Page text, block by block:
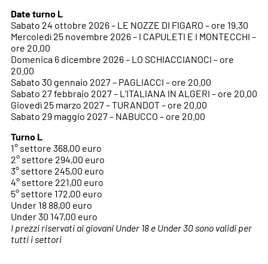
Date turno L
Sabato 24 ottobre 2026 – LE NOZZE DI FIGARO – ore 19.30
Mercoledì 25 novembre 2026 – I CAPULETI E I MONTECCHI –
ore 20.00
Domenica 6 dicembre 2026 – LO SCHIACCIANOCI – ore
20.00
Sabato 30 gennaio 2027 – PAGLIACCI – ore 20.00
Sabato 27 febbraio 2027 – L’ITALIANA IN ALGERI – ore 20.00
Giovedì 25 marzo 2027 – TURANDOT – ore 20.00
Sabato 29 maggio 2027 – NABUCCO – ore 20.00
Turno L
1° settore 368,00 euro
2° settore 294,00 euro
3° settore 245,00 euro
4° settore 221,00 euro
5° settore 172,00 euro
Under 18 88,00 euro
Under 30 147,00 euro
I prezzi riservati ai giovani Under 18 e Under 30 sono validi per
tutti i settori